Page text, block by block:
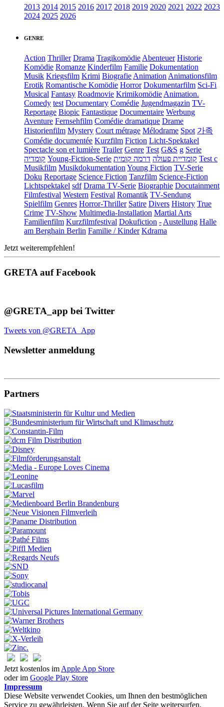
2013 2014 2015 2016 2017 2018 2019 2020 2021 2022 2023
2024 2025 2026
GENRE
Action Thriller Drama Tragikomödie Abenteuer Historie
Komödie Romanze Kinderfilm Familie Dokumentation
Musik Kriegsfilm Krimi Biografie Animation Animationsfilm
Erotik Romantische Komödie Horror Dokumentarfilm Sci-Fi
Musical Fantasy Roadmovie Krimikomödie Animation.
Comedy test Documentary Comédie Jugendmagazin TV-
Reportage Biopic Fantastique Documentaire Werbung
Aventure Fernsehfilm Comédie dramatique Drame
Historienfilm Mystery Court métrage Mélodrame Spot 가족
Comédie documentée Kurzfilm Fiction Licht-Spektakel
Spectacle son et lumière Trailer Genre Test G&S g Serie
קומדיה Young-Fiction-Serie קומדיית פעולה דרמה קומית
Test c
Musikfilm Musikdokumentation Young Fiction TV-Serie
Doku Reportage Science Fiction Tanzfilm Science-Fiction
Lichtspektakel sdf Drama TV-Serie Biographie Docutainment
Filmfestival Western Festival Romantik TV-Sendung
Spielfilm Genres Horror-Thriller Satire Divers History True
Crime TV-Show Multimedia-Installation Martial Arts
Familienfilm Kurzfilmfestival Dokufiction - Austellung Halle
am Berghain Berlin Familie / Kinder Kdrama
Jetzt weiterempfehlen!
GRETA auf Facebook
@GRETA_app bei Twitter
Tweets von @GRETA_App
Newsletter anmeldung
Partners
Jetzt kostenlos im Apple App Store
oder im Google Play Store
Impressum
Diese Website verwendet Cookies, um Ihnen den bestmöglichen
Service zu gewährleisten. Wenn Sie auf der Seite weitersurfen,